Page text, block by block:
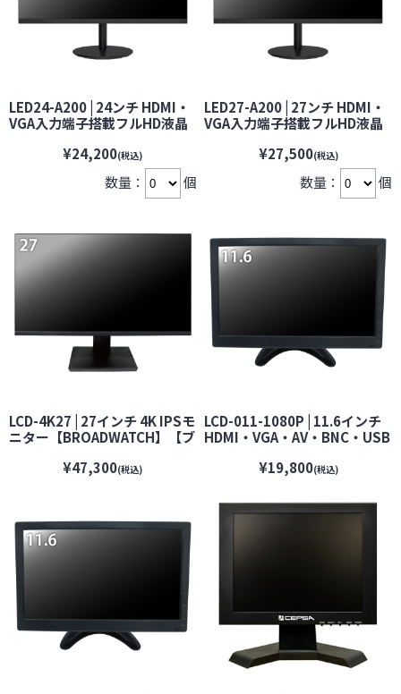
LED24-A200 | 24ンチ HDMI・
VGA入力端子搭載フルHD液晶
カメラ】【監視カメラ】【セ
¥24,200(税込)
数量： 個
LED27-A200 | 27ンチ HDMI・
VGA入力端子搭載フルHD液晶
カメラ】【監視カメラ】【セ
¥27,500(税込)
数量： 個
LCD-4K27 | 27インチ 4K IPSモ
ニター【BROADWATCH】【ブ
ラ】【監視カメラ】【セキュ
¥47,300(税込)
LCD-011-1080P | 11.6インチ
HDMI・VGA・AV・BNC・USB
【BROADWATCH】【ブロード
【監視カメラ】【セキュリティ
ーカメラ】
¥19,800(税込)